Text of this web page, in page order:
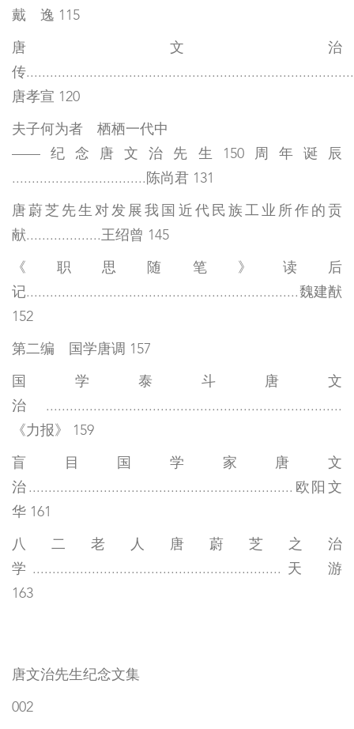
戴 逸 115
唐文治
传
唐孝宣 120
夫子何为者 栖栖一代中
——纪念唐文治先生150周年诞辰
..................................陈尚君 131
唐蔚芝先生对发展我国近代民族工业所作的贡
献...................王绍曾 145
《职思随笔》读后
记.....................................................................魏建猷
152
第二编 国学唐调 157
国学泰斗唐文
治...........................................................................
《力报》 159
盲目国学家唐文
治...................................................................欧阳文
华 161
八二老人唐蔚芝之治
学...............................................................天 游
163
唐文治先生纪念文集
002